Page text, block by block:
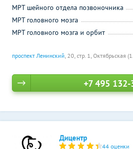
проспект Ленинский, 20, стр. 1, Октябрьская
МРТ шейного отдела позвоночника
МРТ головного мозга
МРТ головного мозга и орбит
+7 495
Дицентр
44 оценки